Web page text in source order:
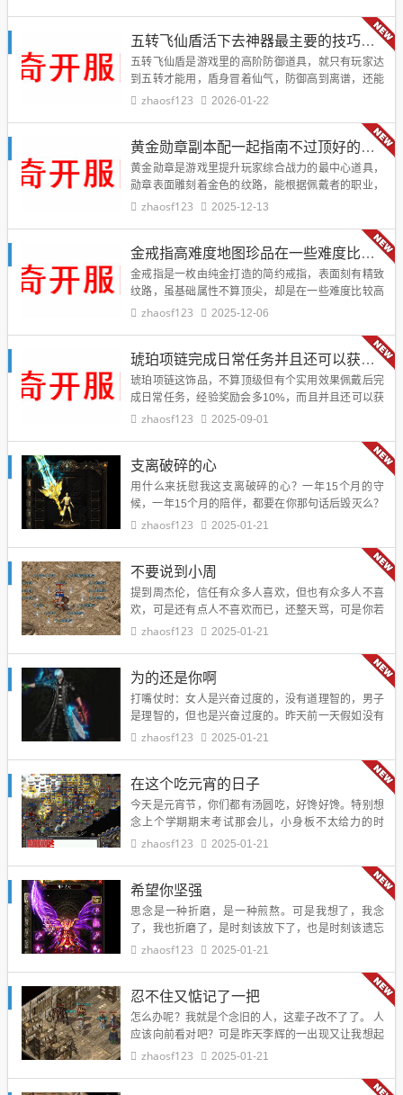
五转飞仙盾活下去神器最主要的技巧就是准保要合情合理的控制自己的走位
五转飞仙盾是游戏里的高阶防御道具，就只有玩家达
到五转才能用，盾身冒着仙气，防御高到离谱，还能
触发一眨巴眼的无敌效果，是PK和闯关高难BOSS的
zhaosf123 2026-01-22
黄金勋章副本配一起指南不过顶好的是挑选出来对路子自己的副本进入里面
黄金勋章是游戏里提升玩家综合战力的最中心道具，
勋章表面雕刻着金色的纹路，能根据佩戴者的职业，
自适应提升攻击、防御或混子位属性，不一样等级的
zhaosf123 2025-12-13
金戒指高难度地图珍品在一些难度比较高的地图里面产出
金戒指是一枚由纯金打造的简约戒指，表面刻有精致
纹路，虽基础属性不算顶尖，却是在一些难度比较高
的地图里面才能产出的珍品，其稀有性和特殊附加属
zhaosf123 2025-12-06
琥珀项链完成日常任务并且还可以获得系统发放的额外奖励
琥珀项链这饰品，不算顶级但有个实用效果佩戴后完
成日常任务，经验奖励会多10%，而且并且还可以获
得系统发放的额外奖励，像小瓶元宝、基础材料这
zhaosf123 2025-09-01
支离破碎的心
用什么来抚慰我这支离破碎的心？一年15个月的守
候，一年15个月的陪伴，都要在你那句话后毁灭么？
我不相信，我不相信，我不愿意相信，那些点点滴
zhaosf123 2025-01-21
不要说到小周
提到周杰伦，信任有众多人喜欢，但也有众多人不喜
欢，可是还有点人不喜欢而已，还整天骂，可是你若
问他为何骂，他却没有个合宜的理由，弹词说唱的非
zhaosf123 2025-01-21
为的还是你啊
打嘴仗时：女人是兴奋过度的，没有道理智的，男子
是理智的，但也是兴奋过度的。昨天前一天假如没有
我晚上的举措，也不会换来今日心痛的最后结果，回
zhaosf123 2025-01-21
在这个吃元宵的日子
今天是元宵节，你们都有汤圆吃，好馋好馋。特别想
念上个学期期末考试那会儿，小身板不太给力的时
候，小天天RG和我一道在翰莘张阿姨家的粥买的那一
zhaosf123 2025-01-21
希望你坚强
思念是一种折磨，是一种煎熬。可是我想了，我念
了，我也折磨了，是时刻该放下了，也是时刻该遗忘
了，无论是一年，两年，三年，四年。都要遗忘，由
zhaosf123 2025-01-21
忍不住又惦记了一把
怎么办呢？我就是个念旧的人，这辈子改不了了。 人
应该向前看对吧？可是昨天李辉的一出现又让我想起
了大一他给我们上课的情形，袁梦的一篇日志更是让
zhaosf123 2025-01-21